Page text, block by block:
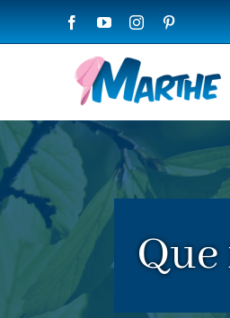
FacebookYouTubeInstagram